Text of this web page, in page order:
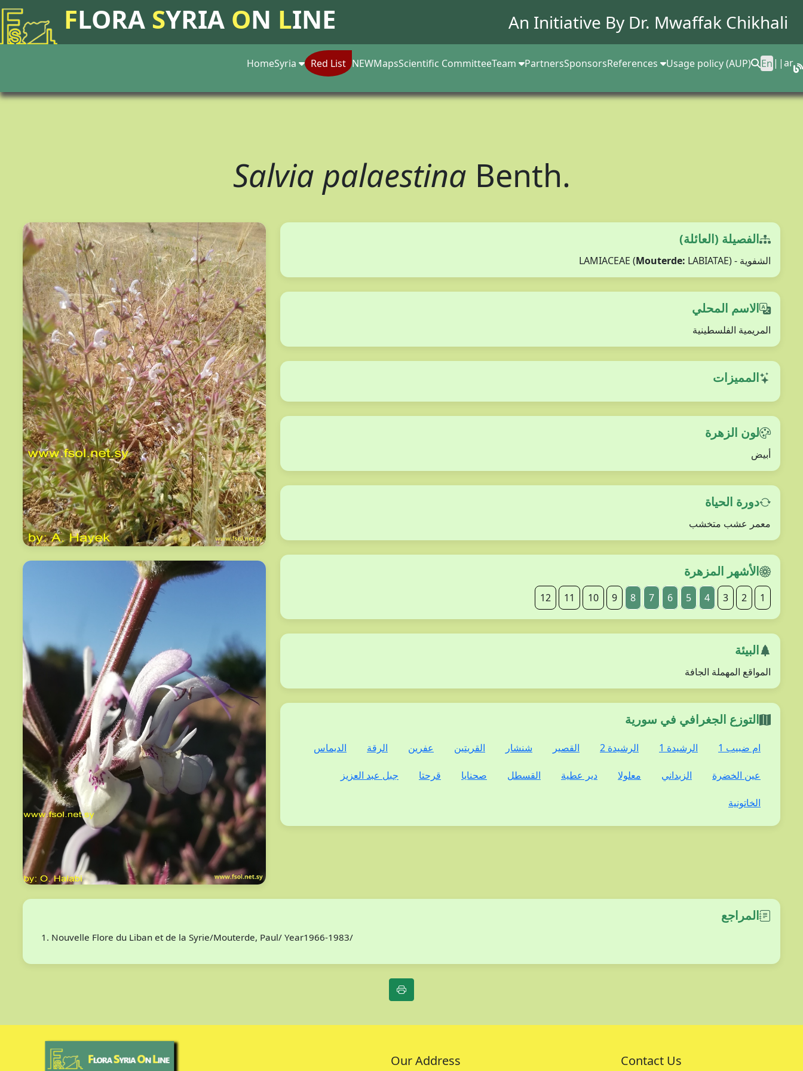
FLORA SYRIA ON LINE An Initiative By Dr. Mwaffak Chikhali
HomeSyria Red List NEWMapsScientific CommitteeTeam PartnersSponsorsReferences Usage policy (AUP) En ||ar
Salvia palaestina Benth.
الفصيلة (العائلة)
الشفوية - LAMIACEAE ( Mouterde: LABIATAE)
الاسم المحلي
المريمية الفلسطينية
المميزات
لون الزهرة
أبيض
دورة الحياة
معمر عشب متخشب
الأشهر المزهرة
1
2
3
4
5
6
7
8
9
10
11
12
البيئة
المواقع المهملة الجافة
التوزع الجغرافي في سورية
ام ضبيب 1 الرشيدة 1 الرشيدة 2 القصير شنشار القريتين عفرين الرقة الديماس
عين الخضرة الزبداني معلولا دير عطية القسطل صحنايا قرحتا جبل عبد العزيز
الخاتونية
المراجع
Nouvelle Flore du Liban et de la Syrie/Mouterde, Paul/ Year1966-1983/
Our Address Contact Us